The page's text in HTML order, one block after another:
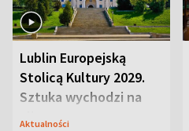
Lublin Europejską
Stolicą Kultury 2029.
Sztuka wychodzi na
ulice
Aktualności